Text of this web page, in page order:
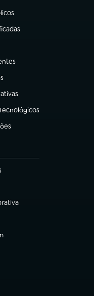
nova aba)
aba)
aba)
aba)
aba)
aba)
aba)